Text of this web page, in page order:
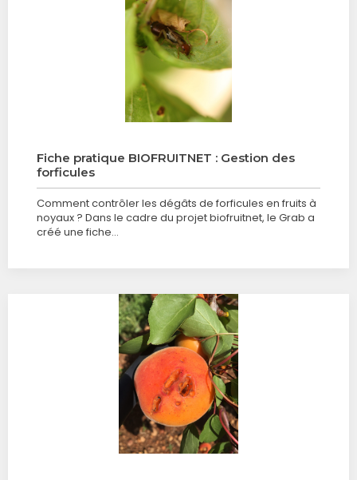
Fiche pratique BIOFRUITNET : Gestion des
forficules
Comment contrôler les dégâts de forficules en fruits à
noyaux ? Dans le cadre du projet biofruitnet, le Grab a
créé une fiche…